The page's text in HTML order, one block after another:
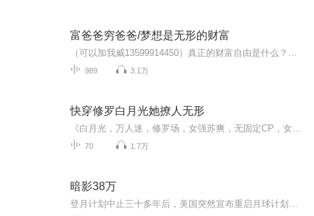
富爸爸穷爸爸/梦想是无形的财富
989 3.1万
快穿修罗白月光她撩人无形
70 1.7万
暗影38万